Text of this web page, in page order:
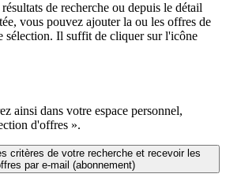
de recherche ou depuis le détail
vous pouvez ajouter la ou les offres de
sélection. Il suffit de cliquer sur l'icône
ainsi dans votre espace personnel,
d'offres ».
critères de votre recherche et recevoir les
par e-mail (abonnement)